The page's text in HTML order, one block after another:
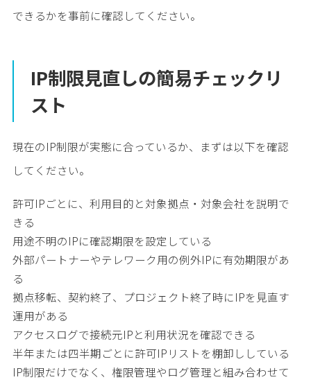
できるかを事前に確認してください。
IP制限見直しの簡易チェックリ
スト
現在のIP制限が実態に合っているか、まずは以下を確認
してください。
許可IPごとに、利用目的と対象拠点・対象会社を説明で
きる
用途不明のIPに確認期限を設定している
外部パートナーやテレワーク用の例外IPに有効期限があ
る
拠点移転、契約終了、プロジェクト終了時にIPを見直す
運用がある
アクセスログで接続元IPと利用状況を確認できる
半年または四半期ごとに許可IPリストを棚卸ししている
IP制限だけでなく、権限管理やログ管理と組み合わせて